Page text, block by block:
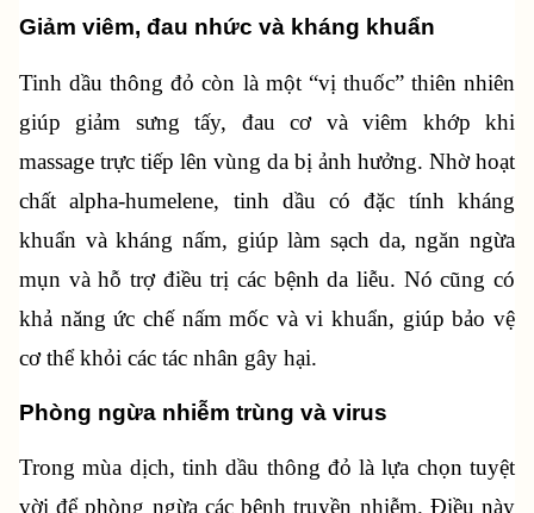
Giảm viêm, đau nhức và kháng khuẩn
Tinh dầu thông đỏ còn là một “vị thuốc” thiên nhiên
giúp giảm sưng tấy, đau cơ và viêm khớp khi
massage trực tiếp lên vùng da bị ảnh hưởng. Nhờ hoạt
chất alpha-humelene, tinh dầu có đặc tính kháng
khuẩn và kháng nấm, giúp làm sạch da, ngăn ngừa
mụn và hỗ trợ điều trị các bệnh da liễu. Nó cũng có
khả năng ức chế nấm mốc và vi khuẩn, giúp bảo vệ
cơ thể khỏi các tác nhân gây hại.
Phòng ngừa nhiễm trùng và virus
Trong mùa dịch, tinh dầu thông đỏ là lựa chọn tuyệt
vời để phòng ngừa các bệnh truyền nhiễm. Điều này